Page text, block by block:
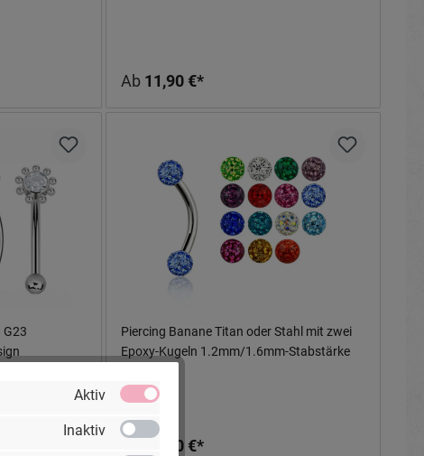
Ab 11,90 €*
G23
Piercing Banane Titan oder Stahl mit zwei
Epoxy-Kugeln 1.2mm/1.6mm-Stabstärke
13,90 €*
Aktiv
Inaktiv